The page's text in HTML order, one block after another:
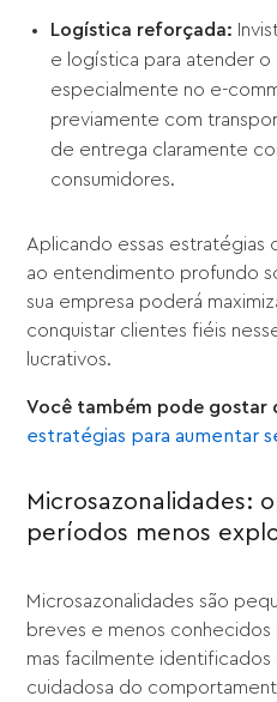
Logística reforçada:
e logística para atender o
especialmente no e-
previamente com
de entrega claramente
consumidores.
Aplicando essas estratégias
ao entendimento profundo
sua empresa poderá
conquistar clientes fiéis
lucrativos.
Você também pode gostar
estratégias para aumentar
Microsazonalidades:
períodos menos
Microsazonalidades são
breves e menos conhecidos
mas facilmente identificados
cuidadosa do